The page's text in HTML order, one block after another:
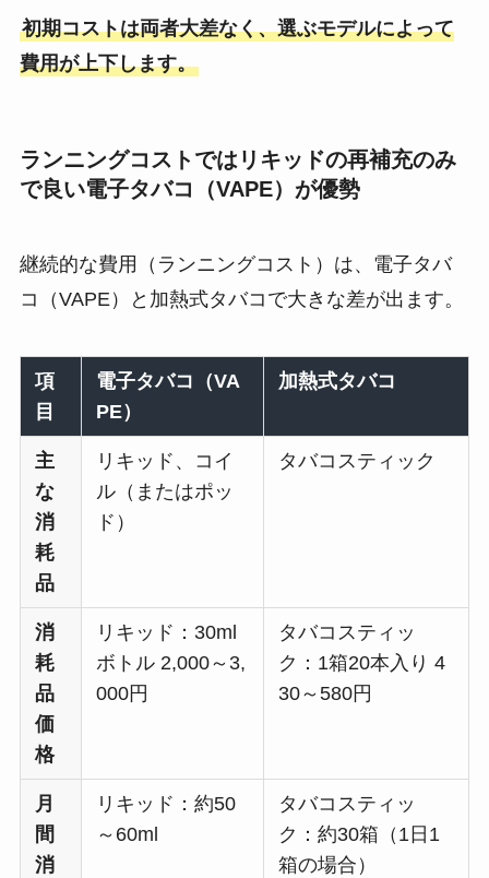
初期コストは両者大差なく、選ぶモデルによって
費用が上下します。
ランニングコストではリキッドの再補充のみ
で良い電子タバコ（VAPE）が優勢
継続的な費用（ランニングコスト）は、電子タバ
コ（VAPE）と加熱式タバコで大きな差が出ます。
項
目
電子タバコ（VA
PE）
加熱式タバコ
主
な
消
耗
品
リキッド、コイ
ル（またはポッ
ド）
タバコスティック
消
耗
品
価
格
リキッド：30ml
ボトル 2,000～3,
000円
タバコスティッ
ク：1箱20本入り 4
30～580円
月
間
消
リキッド：約50
～60ml
タバコスティッ
ク：約30箱（1日1
箱の場合）